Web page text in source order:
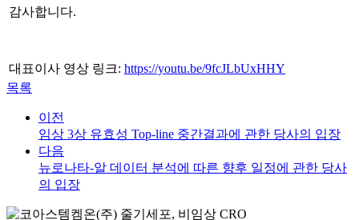
감사합니다.
대표이사 영상 링크: https://youtu.be/9fcJLbUxHHY
목록
이전
임상 3상 유효성 Top-line 중간결과에 관한 당사의 입장
다음
뉴로나타-알 데이터 분석에 따른 향후 일정에 관한 당사
의 입장